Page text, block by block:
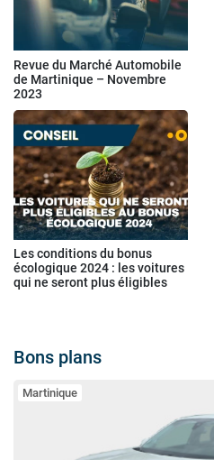
Revue du Marché Automobile
de Martinique – Novembre
2023
Les conditions du bonus
écologique 2024 : les voitures
qui ne seront plus éligibles
Bons plans
Martinique